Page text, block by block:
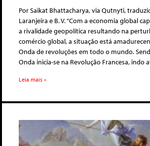
Por Saikat Bhattacharya, via Qutnyti,
Laranjeira e B. V. “Com a economia global
a rivalidade geopolítica resultando na
comércio global, a situação está
Onda de revoluções em todo o mundo.
Onda inicia-se na Revolução Francesa, indo
Leia mais »